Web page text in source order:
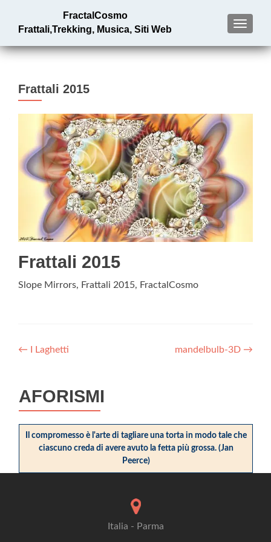
MENU
FractalCosmo
Frattali,Trekking, Musica, Siti Web
Frattali 2015
Frattali 2015
Slope Mirrors, Frattali 2015, FractalCosmo
Post
← I Laghetti mandelbulb-3D →
AFORISMI
Il compromesso è l'arte di tagliare una torta in modo tale che
ciascuno creda di avere avuto la fetta più grossa. (Jan
Peerce)
Italia - Parma